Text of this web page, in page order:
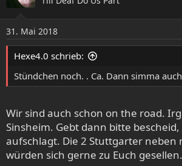
n
e
n
31. Mai 2018
Hexe4.0 schrieb:
Stündchen noch. . Ca. Dann simma
Wir sind auch schon on the road.
Sinsheim. Gebt dann bitte
aufschlagt. Die 2 Stuttgarter neben
würden sich gerne zu Euch gesellen.